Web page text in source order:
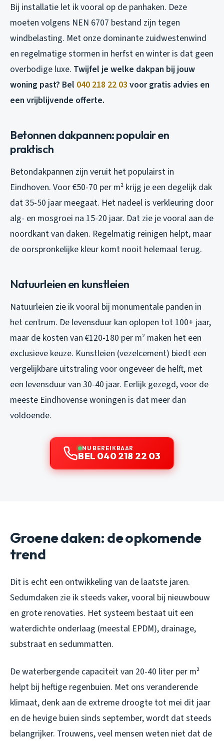
Bij installatie let ik vooral op de panhaken. Deze
moeten volgens NEN 6707 bestand zijn tegen
windbelasting. Met onze dominante zuidwestenwind
en regelmatige stormen in herfst en winter is dat geen
overbodige luxe. Twijfel je welke dakpan bij jouw
woning past? Bel 040 218 22 03 voor gratis advies en
een vrijblijvende offerte.
Betonnen dakpannen: populair en
praktisch
Betondakpannen zijn veruit het populairst in
Eindhoven. Voor €50-70 per m² krijg je een degelijk dak
dat 35-50 jaar meegaat. Het nadeel is verkleuring door
alg- en mosgroei na 15-20 jaar. Dat zie je vooral aan de
noordkant van daken. Regelmatig reinigen helpt, maar
de oorspronkelijke kleur komt nooit helemaal terug.
Natuurleien en kunstleien
Natuurleien zie ik vooral bij monumentale panden in
het centrum. De levensduur kan oplopen tot 100+ jaar,
maar de kosten van €120-180 per m² maken het een
exclusieve keuze. Kunstleien (vezelcement) biedt een
vergelijkbare uitstraling voor ongeveer de helft, met
een levensduur van 30-40 jaar. Eerlijk gezegd, voor de
meeste Eindhovense woningen is dat meer dan
voldoende.
NU BEREIKBAAR
BEL 040 218 22 03
Groene daken: de opkomende
trend
Dit is echt een ontwikkeling van de laatste jaren.
Sedumdaken zie ik steeds vaker, vooral bij nieuwbouw
en grote renovaties. Het systeem bestaat uit een
waterdichte onderlaag (meestal EPDM), drainage,
substraat en sedummatten.
De waterbergende capaciteit van 20-40 liter per m²
helpt bij heftige regenbuien. Met ons veranderende
klimaat, denk aan de extreme droogte tot mei dit jaar
en de hevige buien sinds september, wordt dat steeds
belangrijker. Trouwens, veel mensen weten niet dat de